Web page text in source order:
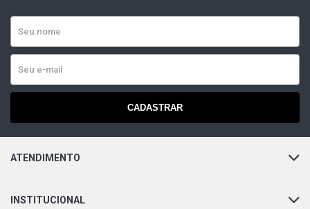
CADASTRAR
ATENDIMENTO
INSTITUCIONAL